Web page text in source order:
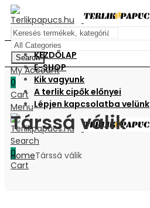
Search
My Account
0
Cart
Menu
Search
0
Cart
KEZDŐLAP
E-SHOP
Kik vagyunk
A terlik cipők előnyei
Lépjen kapcsolatba velünk
Társsá válik
HomeTárssá válik